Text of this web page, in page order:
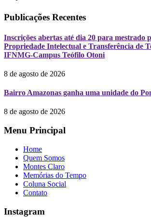
Publicações Recentes
Inscrições abertas até dia 20 para mestrado
Propriedade Intelectual e Transferência de
IFNMG-Campus Teófilo Otoni
8 de agosto de 2026
Bairro Amazonas ganha uma unidade do
8 de agosto de 2026
Menu Principal
Home
Quem Somos
Montes Claro
Memórias do Tempo
Coluna Social
Contato
Instagram